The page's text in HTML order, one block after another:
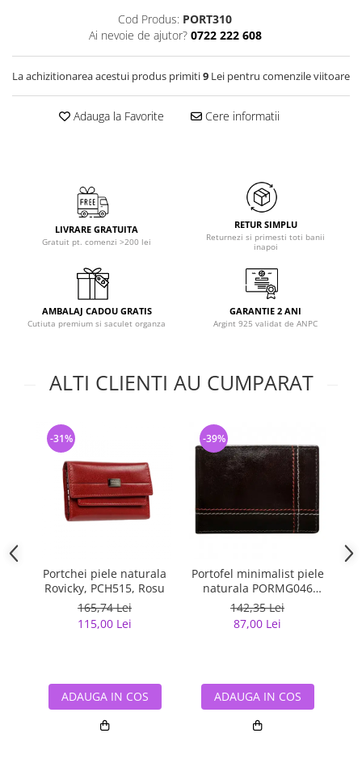
Cod Produs: PORT310
Ai nevoie de ajutor? 0722 222 608
La achizitionarea acestui produs primiti9 Lei pentru comenzile viitoare
Adauga la Favorite Cere informatii
LIVRARE GRATUITA
Gratuit pt. comenzi >200 lei
RETUR SIMPLU
Returnezi si primesti toti banii
inapoi
AMBALAJ CADOU GRATIS
Cutiuta premium si saculet organza
GARANTIE 2 ANI
Argint 925 validat de ANPC
ALTI CLIENTI AU CUMPARAT
Portchei piele naturala
Rovicky, PCH515, Rosu
165,74 Lei
115,00 Lei
-31%
ADAUGA IN COS
Portofel minimalist piele
naturala PORMG046
Maron, cu portcard
detasabil
142,35 Lei
87,00 Lei
-39%
ADAUGA IN COS